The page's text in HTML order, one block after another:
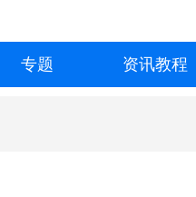
专题 资讯教程